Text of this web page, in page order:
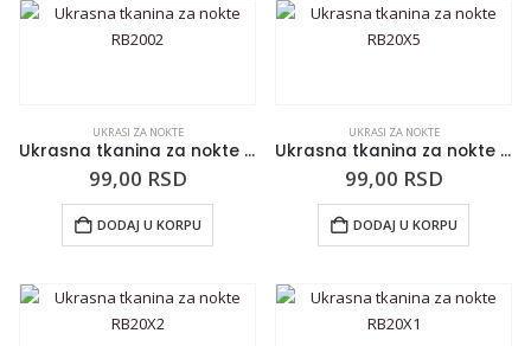
UKRASI ZA NOKTE
Ukrasna tkanina za nokte RB2002
99,00 RSD
DODAJ U KORPU
UKRASI ZA NOKTE
Ukrasna tkanina za nokte RB20X5
99,00 RSD
DODAJ U KORPU